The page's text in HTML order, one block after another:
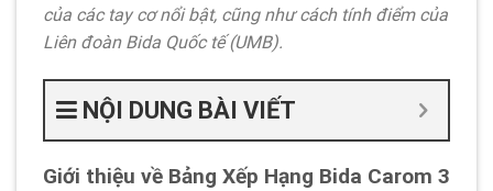
của các tay cơ nổi bật, cũng như cách tính điểm của
Liên đoàn Bida Quốc tế (UMB).
NỘI DUNG BÀI VIẾT
Giới thiệu về Bảng Xếp Hạng Bida Carom 3